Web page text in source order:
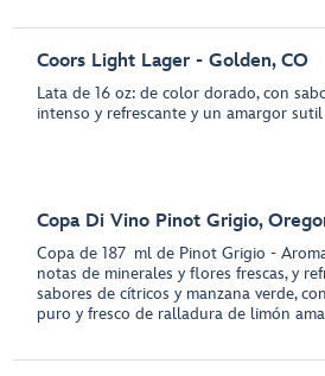
Coors Light Lager - Golden, CO
Lata de 16 oz: de color dorado, con
intenso y refrescante y un amargor sutil
Copa Di Vino Pinot Grigio,
Copa de 187 ml de Pinot Grigio -
notas de minerales y flores frescas, y
sabores de cítricos y manzana verde,
puro y fresco de ralladura de limón